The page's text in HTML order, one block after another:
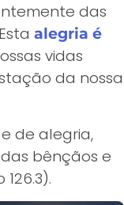
das
alegria é
vidas
da nossa
de alegria,
bênçãos e